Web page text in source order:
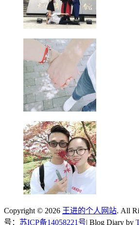
Copyright © 2026 王进的个人网站. All
号： 苏ICP备14058221号 | Blog Diary by